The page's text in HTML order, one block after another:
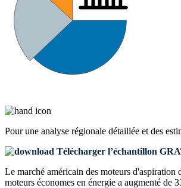
Pour une analyse régionale détaillée et des
Télécharger l’échantillon
Le marché américain des moteurs
moteurs économes en énergie a augmenté de